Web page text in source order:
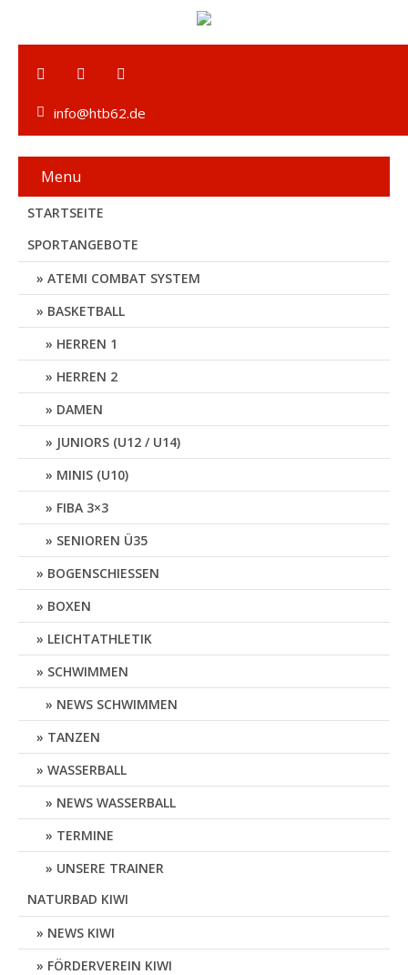
info@htb62.de
Menu
STARTSEITE
SPORTANGEBOTE
ATEMI COMBAT SYSTEM
BASKETBALL
HERREN 1
HERREN 2
DAMEN
JUNIORS (U12 / U14)
MINIS (U10)
FIBA 3×3
SENIOREN Ü35
BOGENSCHIESSEN
BOXEN
LEICHTATHLETIK
SCHWIMMEN
NEWS SCHWIMMEN
TANZEN
WASSERBALL
NEWS WASSERBALL
TERMINE
UNSERE TRAINER
NATURBAD KIWI
NEWS KIWI
FÖRDERVEREIN KIWI